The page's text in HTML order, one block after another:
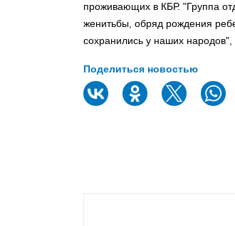
проживающих в КБР. "Группа
женитьбы, обряд рождения
сохранились у наших
Поделиться новостью